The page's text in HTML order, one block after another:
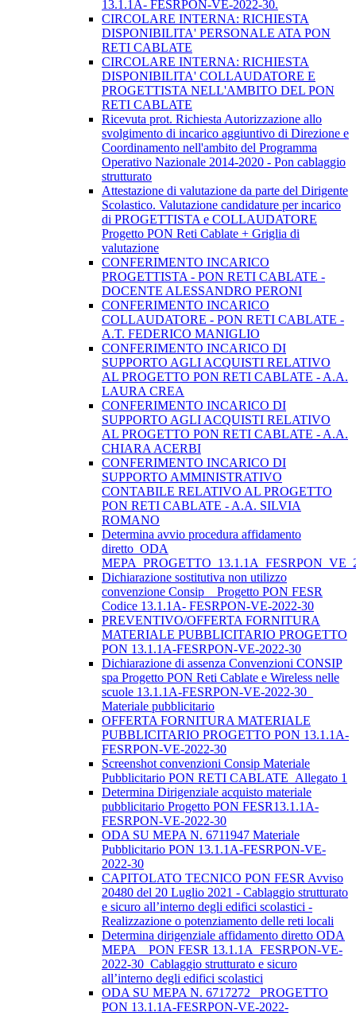
13.1.1A- FESRPON-VE-2022-30.
CIRCOLARE INTERNA: RICHIESTA
DISPONIBILITA' PERSONALE ATA PON
RETI CABLATE
CIRCOLARE INTERNA: RICHIESTA
DISPONIBILITA' COLLAUDATORE E
PROGETTISTA NELL'AMBITO DEL PON
RETI CABLATE
Ricevuta prot. Richiesta Autorizzazione allo
svolgimento di incarico aggiuntivo di Direzione e
Coordinamento nell'ambito del Programma
Operativo Nazionale 2014-2020 - Pon cablaggio
strutturato
Attestazione di valutazione da parte del Dirigente
Scolastico. Valutazione candidature per incarico
di PROGETTISTA e COLLAUDATORE
Progetto PON Reti Cablate + Griglia di
valutazione
CONFERIMENTO INCARICO
PROGETTISTA - PON RETI CABLATE -
DOCENTE ALESSANDRO PERONI
CONFERIMENTO INCARICO
COLLAUDATORE - PON RETI CABLATE -
A.T. FEDERICO MANIGLIO
CONFERIMENTO INCARICO DI
SUPPORTO AGLI ACQUISTI RELATIVO
AL PROGETTO PON RETI CABLATE - A.A.
LAURA CREA
CONFERIMENTO INCARICO DI
SUPPORTO AGLI ACQUISTI RELATIVO
AL PROGETTO PON RETI CABLATE - A.A.
CHIARA ACERBI
CONFERIMENTO INCARICO DI
SUPPORTO AMMINISTRATIVO
CONTABILE RELATIVO AL PROGETTO
PON RETI CABLATE - A.A. SILVIA
ROMANO
Determina avvio procedura affidamento
diretto_ODA
Dichiarazione sostitutiva non utilizzo
convenzione Consip _ Progetto PON FESR
Codice 13.1.1A- FESRPON-VE-2022-30
PREVENTIVO/OFFERTA FORNITURA
MATERIALE PUBBLICITARIO PROGETTO
PON 13.1.1A-FESRPON-VE-2022-30
Dichiarazione di assenza Convenzioni CONSIP
spa Progetto PON Reti Cablate e Wireless nelle
scuole 13.1.1A-FESRPON-VE-2022-30_
Materiale pubblicitario
OFFERTA FORNITURA MATERIALE
PUBBLICITARIO PROGETTO PON 13.1.1A-
FESRPON-VE-2022-30
Screenshot convenzioni Consip Materiale
Pubblicitario PON RETI CABLATE_Allegato 1
Determina Dirigenziale acquisto materiale
pubblicitario Progetto PON FESR13.1.1A-
FESRPON-VE-2022-30
ODA SU MEPA N. 6711947 Materiale
Pubblicitario PON 13.1.1A-FESRPON-VE-
2022-30
CAPITOLATO TECNICO PON FESR Avviso
20480 del 20 Luglio 2021 - Cablaggio strutturato
e sicuro all’interno degli edifici scolastici -
Realizzazione o potenziamento delle reti locali
Determina dirigenziale affidamento diretto ODA
MEPA _ PON FESR 13.1.1A_FESRPON-VE-
2022-30_Cablaggio strutturato e sicuro
all’interno degli edifici scolastici
ODA SU MEPA N. 6717272_ PROGETTO
PON 13.1.1A-FESRPON-VE-2022-